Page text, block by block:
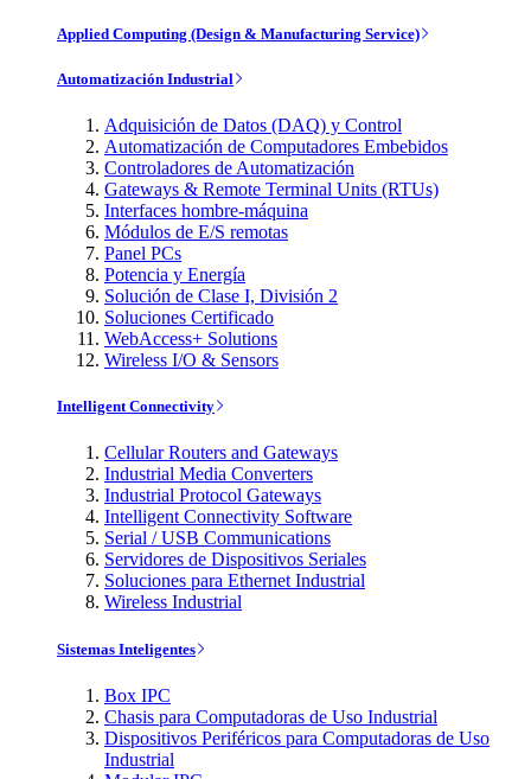
Applied Computing (Design & Manufacturing Service)
Automatización Industrial
Adquisición de Datos (DAQ) y Control
Automatización de Computadores Embebidos
Controladores de Automatización
Gateways & Remote Terminal Units (RTUs)
Interfaces hombre-máquina
Módulos de E/S remotas
Panel PCs
Potencia y Energía
Solución de Clase I, División 2
Soluciones Certificado
WebAccess+ Solutions
Wireless I/O & Sensors
Intelligent Connectivity
Cellular Routers and Gateways
Industrial Media Converters
Industrial Protocol Gateways
Intelligent Connectivity Software
Serial / USB Communications
Servidores de Dispositivos Seriales
Soluciones para Ethernet Industrial
Wireless Industrial
Sistemas Inteligentes
Box IPC
Chasis para Computadoras de Uso Industrial
Dispositivos Periféricos para Computadoras de Uso
Industrial